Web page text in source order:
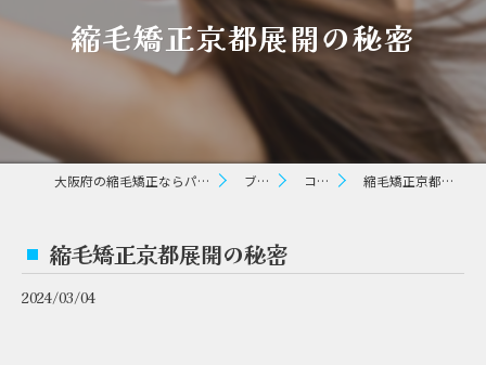
縮毛矯正京都展開の秘密
大阪府の縮毛矯正ならパラゴン ヘアー ブログ コラム 縮毛矯正京都展開の秘密
縮毛矯正京都展開の秘密
2024/03/04